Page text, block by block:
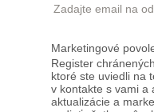
Zadajte email na
Marketingové
Register
ktoré ste uviedli na
v kontakte s vami a
aktualizácie a